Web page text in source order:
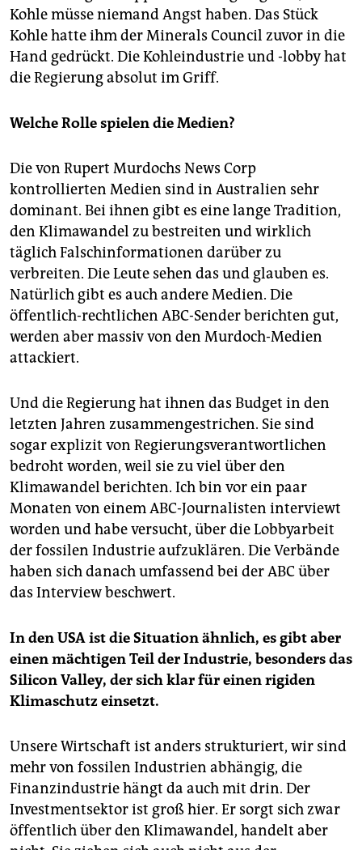
Kohle müsse niemand Angst haben. Das Stück
Kohle hatte ihm der Minerals Council zuvor in die
Hand gedrückt. Die Kohle­industrie und -lobby hat
die Regierung absolut im Griff.
Welche Rolle spielen die Medien?
Die von Rupert Murdochs News Corp
kontrollierten Medien sind in Australien sehr
dominant. Bei ihnen gibt es eine lange Tradition,
den Klimawandel zu bestreiten und wirklich
täglich Falschinformationen darüber zu
verbreiten. Die Leute sehen das und glauben es.
Natürlich gibt es auch andere Medien. Die
öffentlich-rechtlichen ABC-Sender berichten gut,
werden aber massiv von den Murdoch-Medien
attackiert.
Und die Regierung hat ihnen das Budget in den
letzten Jahren zusammengestrichen. Sie sind
sogar explizit von Regierungsverantwortlichen
bedroht worden, weil sie zu viel über den
Klimawandel berichten. Ich bin vor ein paar
Monaten von einem ABC-Journalisten interviewt
worden und habe versucht, über die Lobbyarbeit
der fossilen Industrie aufzuklären. Die Verbände
haben sich danach umfassend bei der ABC über
das Interview beschwert.
In den USA ist die Situation ähnlich, es gibt aber
einen mächtigen Teil der Industrie, besonders das
Silicon Valley, der sich klar für einen rigiden
Klimaschutz einsetzt.
Unsere Wirtschaft ist anders strukturiert, wir sind
mehr von fossilen Industrien abhängig, die
Finanzindustrie hängt da auch mit drin. Der
Investmentsektor ist groß hier. Er sorgt sich zwar
öffentlich über den ­Klimawandel, handelt aber